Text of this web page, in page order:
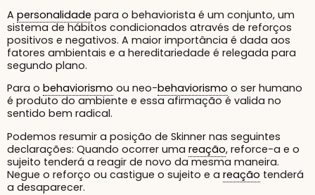
A personalidade para o behaviorista é um conjunto, um
sistema de hábitos condicionados através de reforços
positivos e negativos. A maior importância é dada aos
fatores ambientais e a hereditariedade é relegada para
segundo plano.
Para o behaviorismo ou neo-behaviorismo o ser humano
é produto do ambiente e essa afirmação é valida no
sentido bem radical.
Podemos resumir a posição de Skinner nas seguintes
declarações: Quando ocorrer uma reação, reforce-a e o
sujeito tenderá a reagir de novo da mesma maneira.
Negue o reforço ou castigue o sujeito e a reação tenderá
a desaparecer.